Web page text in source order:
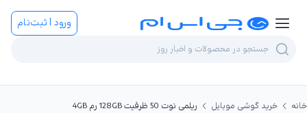
ورود | ثبت‌نام
خانه خرید گوشی موبایل ریلمی نوت 50 ظرفیت 128GB رم 4GB